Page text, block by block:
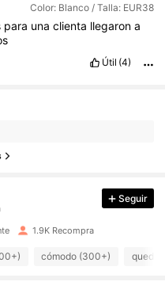
Color: Blanco / Talla: EUR38
para una clienta llegaron a
Útil (4)
Seguir
1.9K Recompra
cómodo (300+) queda